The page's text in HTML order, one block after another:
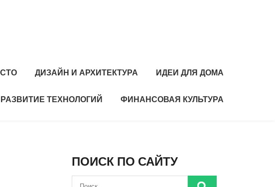
ДИЗАЙН И АРХИТЕКТУРА ИДЕИ ДЛЯ ДОМА
РАЗВИТИЕ ТЕХНОЛОГИЙ ФИНАНСОВАЯ КУЛЬТУРА
ПОИСК ПО САЙТУ